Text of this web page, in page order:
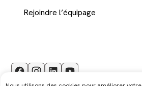
Rejoindre l’équipage